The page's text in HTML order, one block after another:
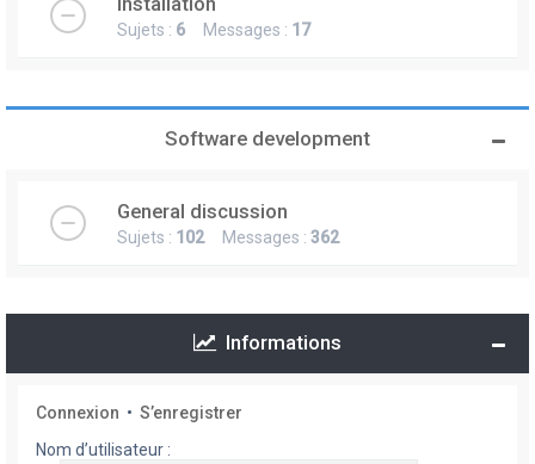
Sujets : 6 Messages : 17
Software development
General discussion
Sujets : 102Messages : 362
Informations
Connexion • S’enregistrer
Nom d’utilisateur :